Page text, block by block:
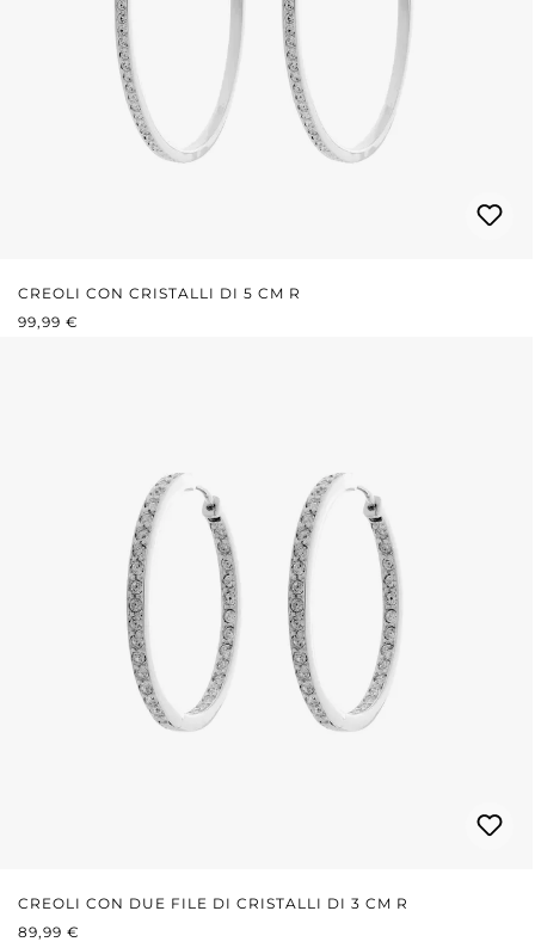
CREOLI CON CRISTALLI DI 5 CM R
PREZZO NORMALE:
99,99 €
CREOLI CON DUE FILE DI CRISTALLI DI 3 CM R
PREZZO NORMALE:
89,99 €